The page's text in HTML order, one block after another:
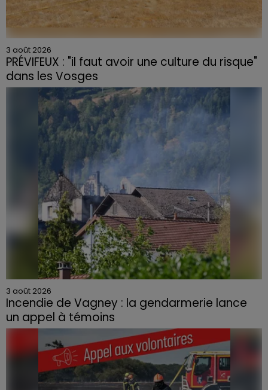
3 août 2026
PRÉVIFEUX : "il faut avoir une culture du risque"
dans les Vosges
3 août 2026
Incendie de Vagney : la gendarmerie lance
un appel à témoins
Le feu, parti d'une haie avant de se propager au
quartier résidentiel, avait détruit deux habitations et
contraint à l'évacuation d'une centaine de personnes.